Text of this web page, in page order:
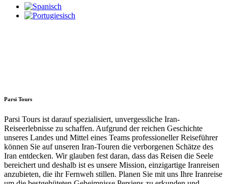
Parsi Tours
Parsi Tours ist darauf spezialisiert, unvergessliche Iran-
Reiseerlebnisse zu schaffen. Aufgrund der reichen Geschichte
unseres Landes und Mittel eines Teams professioneller Reiseführer
können Sie auf unseren Iran-Touren die verborgenen Schätze des
Iran entdecken. Wir glauben fest daran, dass das Reisen die Seele
bereichert und deshalb ist es unsere Mission, einzigartige Iranreisen
anzubieten, die ihr Fernweh stillen. Planen Sie mit uns Ihre Iranreise